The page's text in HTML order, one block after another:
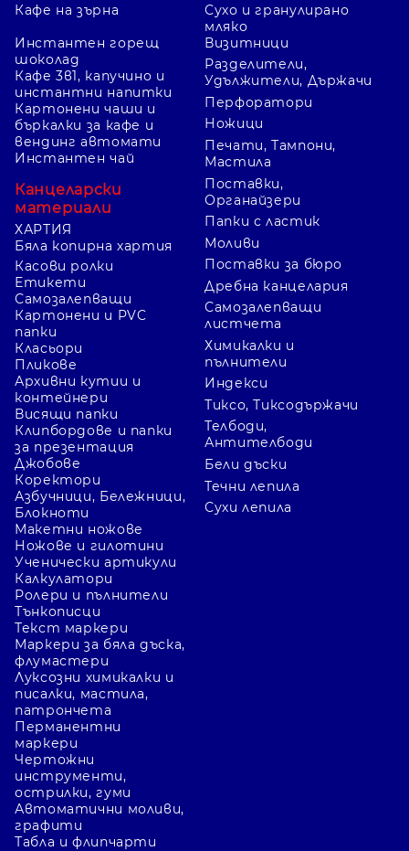
Кафе на зърна
Сухо и гранулирано
мляко
Инстантен горещ
шоколад
Кафе 3в1, капучино и
инстантни напитки
Картонени чаши и
бъркалки за кафе и
вендинг автомати
Инстантен чай
Канцеларски
материали
ХАРТИЯ
Бяла копирна хартия
Касови ролки
Етикети
Самозалепващи
Картонени и PVC
папки
Класьори
Пликове
Архивни кутии и
контейнери
Висящи папки
Клипбордове и папки
за презентация
Джобове
Коректори
Азбучници, Бележници,
Блокноти
Визитници
Разделители,
Удължители, Държачи
Перфоратори
Ножици
Печати, Тампони,
Мастила
Поставки,
Органайзери
Папки с ластик
Моливи
Поставки за бюро
Дребна канцелария
Самозалепващи
листчета
Химикалки и
пълнители
Индекси
Тиксо, Тиксодържачи
Телбоди,
Антителбоди
Бели дъски
Течни лепила
Сухи лепила
Макетни ножове
Ножове и гилотини
Ученически артикули
Калкулатори
Ролери и пълнители
Тънкописци
Текст маркери
Маркери за бяла дъска,
флумастери
Луксозни химикалки и
писалки, мастила,
патрончета
Перманентни
маркери
Чертожни
инструменти,
острилки, гуми
Автоматични моливи,
графити
Табла и флипчарти